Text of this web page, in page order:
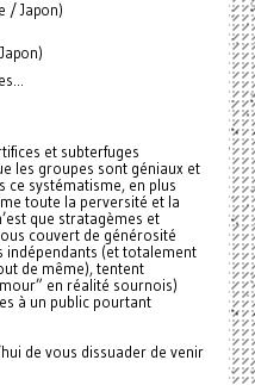
/ Japon)
et subterfuges
les groupes sont géniaux et
ce systématisme, en plus
toute la perversité et la
que stratagèmes et
couvert de générosité
indépendants (et totalement
de même), tentent
en réalité sournois)
à un public pourtant
de vous dissuader de venir